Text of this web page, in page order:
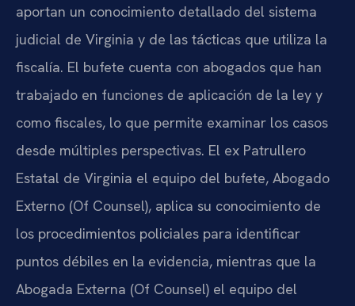
aportan un conocimiento detallado del sistema
judicial de Virginia y de las tácticas que utiliza la
fiscalía. El bufete cuenta con abogados que han
trabajado en funciones de aplicación de la ley y
como fiscales, lo que permite examinar los casos
desde múltiples perspectivas. El ex Patrullero
Estatal de Virginia el equipo del bufete, Abogado
Externo (Of Counsel), aplica su conocimiento de
los procedimientos policiales para identificar
puntos débiles en la evidencia, mientras que la
Abogada Externa (Of Counsel) el equipo del